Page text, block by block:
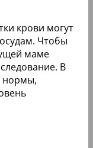
крови могут
Чтобы
маме
В
нормы,